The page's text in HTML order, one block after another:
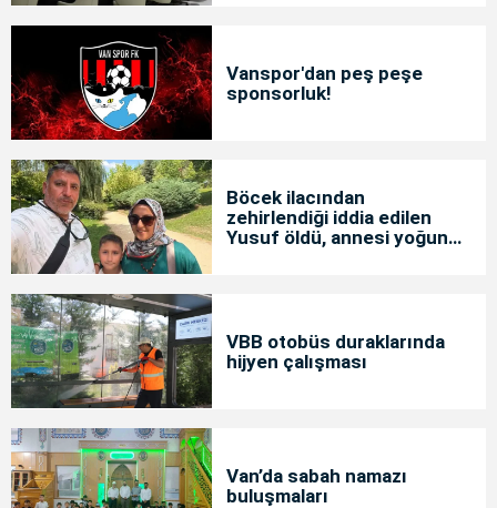
Vanspor'dan peş peşe
sponsorluk!
Böcek ilacından
zehirlendiği iddia edilen
Yusuf öldü, annesi yoğun
VBB otobüs duraklarında
hijyen çalışması
Van’da sabah namazı
buluşmaları